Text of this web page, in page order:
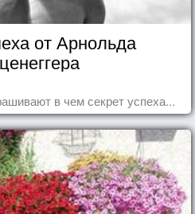
от Арнольда
в чем секрет успеха...